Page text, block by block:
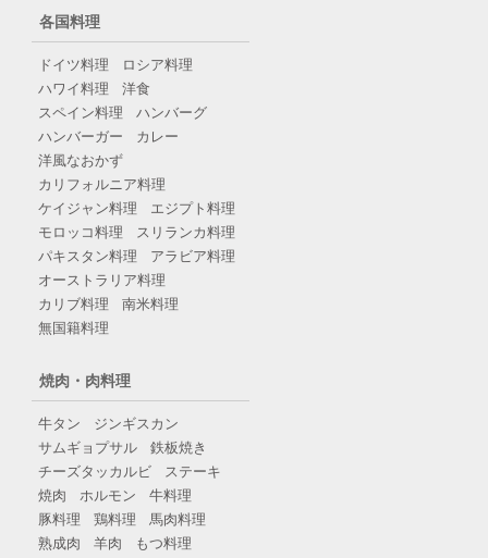
各国料理
ドイツ料理
ロシア料理
ハワイ料理
洋食
スペイン料理
ハンバーグ
ハンバーガー
カレー
洋風なおかず
カリフォルニア料理
ケイジャン料理
エジプト料理
モロッコ料理
スリランカ料理
パキスタン料理
アラビア料理
オーストラリア料理
カリブ料理
南米料理
無国籍料理
焼肉・肉料理
牛タン
ジンギスカン
サムギョプサル
鉄板焼き
チーズタッカルビ
ステーキ
焼肉
ホルモン
牛料理
豚料理
鶏料理
馬肉料理
熟成肉
羊肉
もつ料理